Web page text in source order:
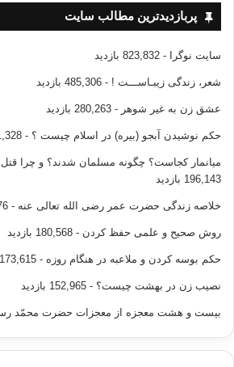
پربازدیدترین مطالب سایت
سایت نوگرا - 823,832 بازدید
شعر، زندگی زیبـاســـت ! - 485,306 بازدید
عشق زن به غیر شوهر - 280,263 بازدید
حکم نوشیدن آبجو (بیره) در اسلام چیست ؟ - 271,328 بازدید
میانمار کجاست؟ چگونه مسلمان شدند؟ و چرا
196,143 بازدید
خلاصه زندگی حضرت عمر رضی الله تعالی عنه - 185,476 بازدید
روش صحیح و علمی حفظ کردن - 180,568 بازدید
حکم بوسه کردن و ملاعبه در هنگام روزه - 173,615 بازدید
نصیب زن در بهشت چیست؟ - 152,965 بازدید
بیست و هشت معجزه از معجزات حضرت محمّد